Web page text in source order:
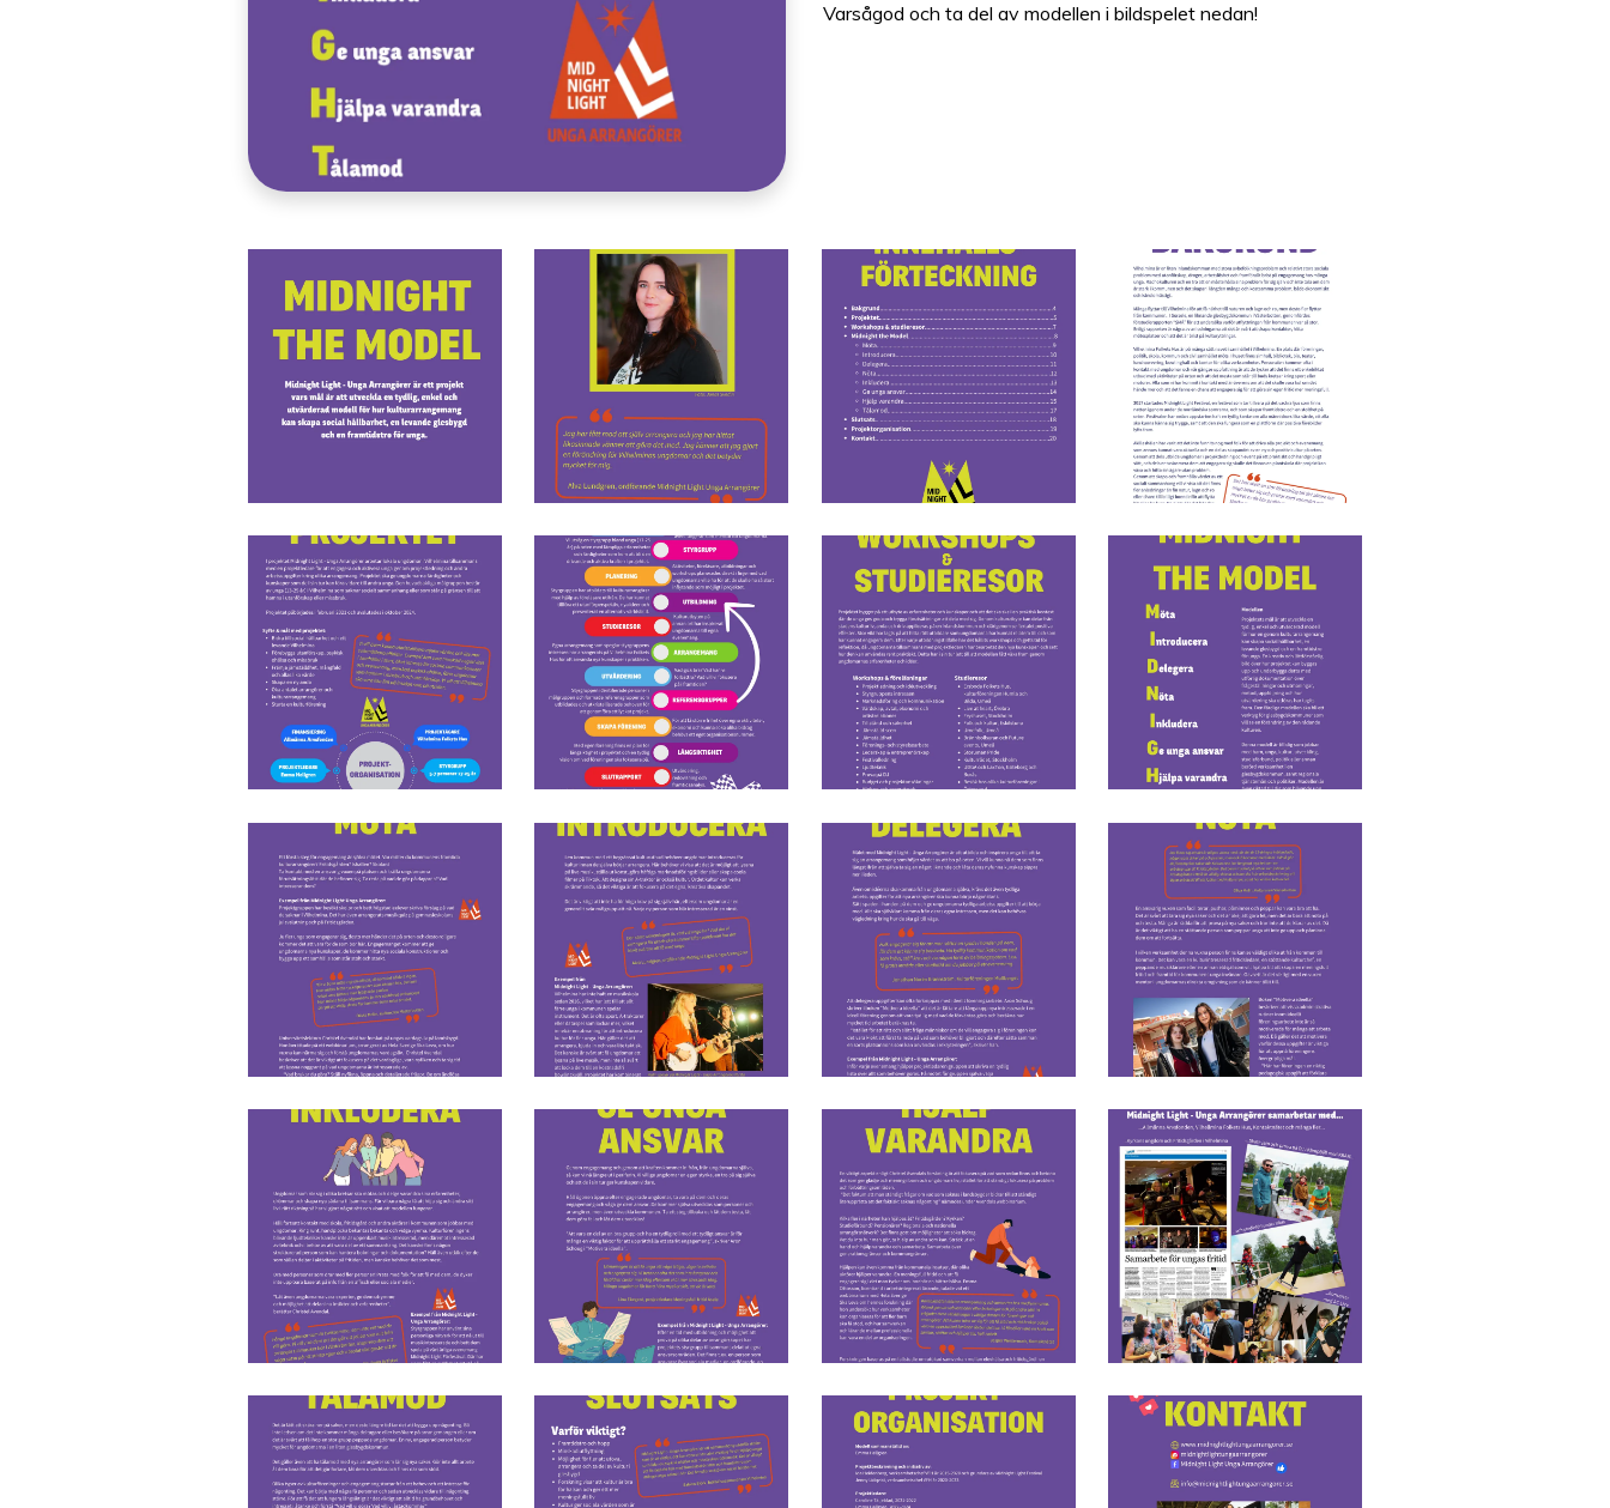
Varsågod och ta del av modellen i bildspelet nedan!